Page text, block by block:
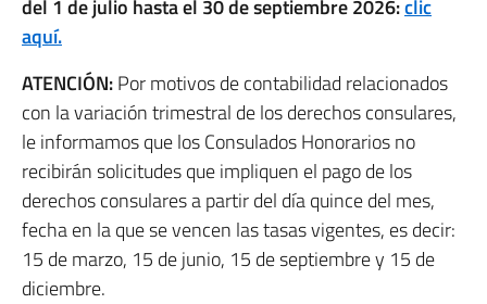
del 1 de julio hasta el 30 de septiembre 2026:clic
aquí.
ATENCIÓN:Por motivos de contabilidad relacionados
con la variación trimestral de los derechos consulares,
le informamos que los Consulados Honorarios no
recibirán solicitudes que impliquen el pago de los
derechos consulares a partir del día quince del mes,
fecha en la que se vencen las tasas vigentes, es decir:
15 de marzo, 15 de junio, 15 de septiembre y 15 de
diciembre.